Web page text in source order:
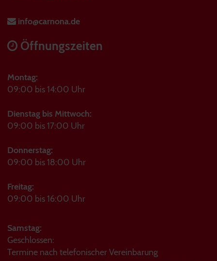
info@carnona.de
Öffnungszeiten
Montag:
09:00 bis 14:00 Uhr
Dienstag bis Mittwoch:
09:00 bis 17:00 Uhr
Donnerstag:
09:00 bis 18:00 Uhr
Freitag:
09:00 bis 16:00 Uhr
Samstag:
Geschlossen:
Termine nach telefonischer Vereinbarung